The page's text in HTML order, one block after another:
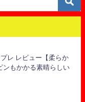
レ レビュー【柔らか
ンもかかる素晴らしい